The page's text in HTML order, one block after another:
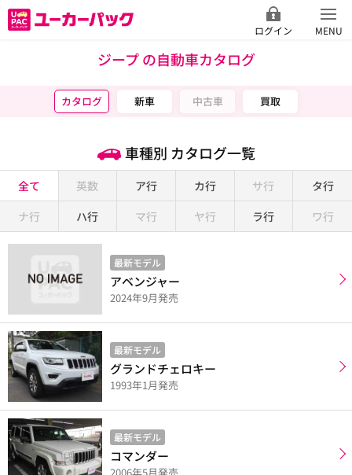
ログイン MENU
ジープ の自動車カタログ
カタログ 新車 中古車 買取
車種別 カタログ一覧
全て 英数 ア行 カ行 サ行
タ行
ナ行
ハ行 マ行 ヤ行 ラ行 ワ行
最新モデル
アベンジャー
2024年9月発売
最新モデル
グランドチェロキー
1993年1月発売
最新モデル
コマンダー